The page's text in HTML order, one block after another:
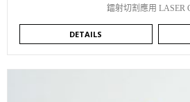
鐳射切割應用 LASER
DETAILS